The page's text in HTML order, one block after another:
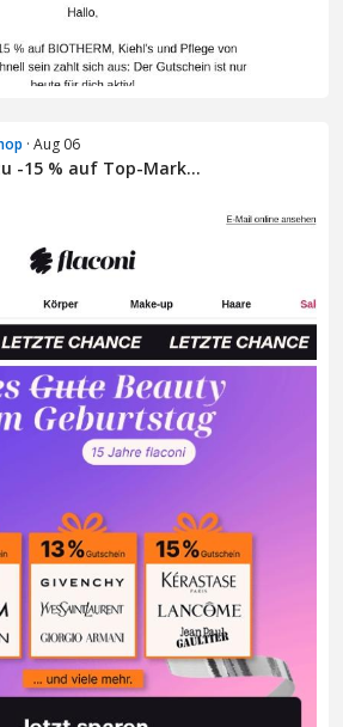
· Aug 06
-15 % auf Top-Mark...